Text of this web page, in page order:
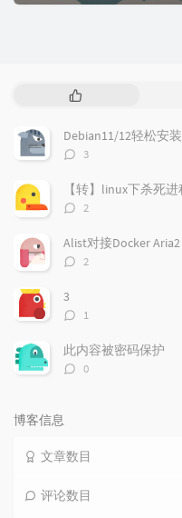
热
文
章
Debian11/12轻松安
评
数：
3
【转】linux下杀死
评
数：
2
Alist对接Docker Aria2
评
2
3
评
数：
1
此内容被密码保护
评
0
博客信息
文章数目
评论数目